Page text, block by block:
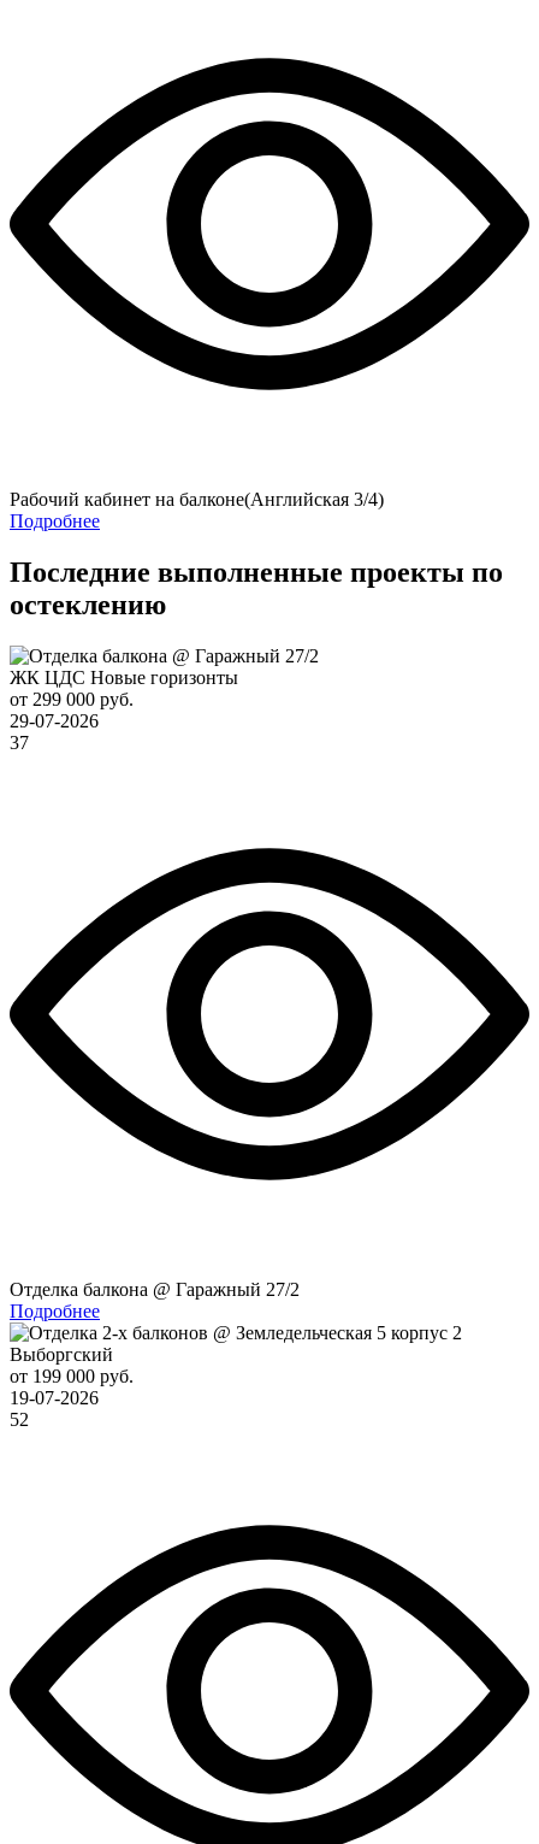
Рабочий кабинет на балконе(Английская 3/4)
Подробнее
Последние выполненные проекты по
остеклению
ЖК ЦДС Новые горизонты
от 299 000 руб.
29-07-2026
37
Отделка балкона @ Гаражный 27/2
Подробнее
Выборгский
от 199 000 руб.
19-07-2026
52